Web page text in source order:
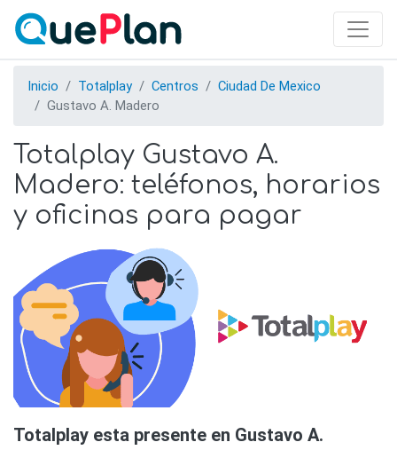
Inicio Totalplay Centros
Ciudad De Mexico
Gustavo A. Madero
Totalplay Gustavo A.
Madero: teléfonos, horarios
y oficinas para pagar
Totalplay esta presente en Gustavo A.